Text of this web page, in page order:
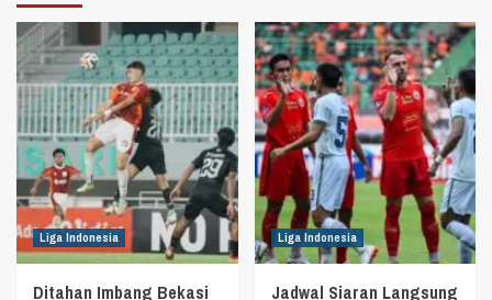
Liga Indonesia
Ditahan Imbang Bekasi
Liga Indonesia
Jadwal Siaran Langsung